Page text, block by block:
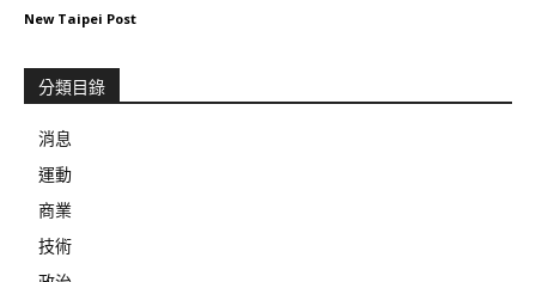
New Taipei Post
分類目錄
消息
運動
商業
技術